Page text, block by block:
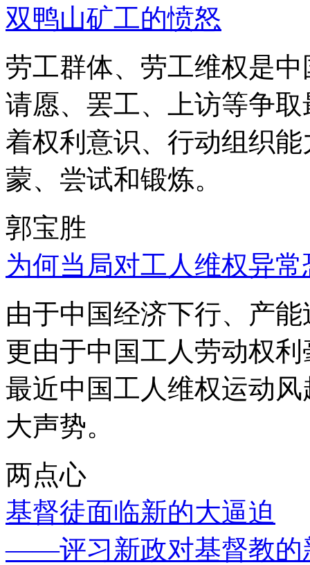
双鸭山矿工的愤怒
劳工群体、劳工维权是
请愿、罢工、上访等争
着权利意识、行动组织
蒙、尝试和锻炼。
郭宝胜
为何当局对工人维权异
由于中国经济下行、产
更由于中国工人劳动权
最近中国工人维权运动
大声势。
两点心
基督徒面临新的大逼迫
——评习新政对基督教的